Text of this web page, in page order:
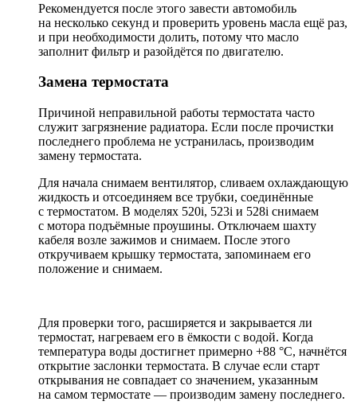
Рекомендуется после этого завести автомобиль
на несколько секунд и проверить уровень масла ещё раз,
и при необходимости долить, потому что масло
заполнит фильтр и разойдётся по двигателю.
Замена термостата
Причиной неправильной работы термостата часто
служит загрязнение радиатора. Если после прочистки
последнего проблема не устранилась, производим
замену термостата.
Для начала снимаем вентилятор, сливаем охлаждающую
жидкость и отсоединяем все трубки, соединённые
с термостатом. В моделях 520i, 523i и 528i снимаем
с мотора подъёмные проушины. Отключаем шахту
кабеля возле зажимов и снимаем. После этого
откручиваем крышку термостата, запоминаем его
положение и снимаем.
Для проверки того, расширяется и закрывается ли
термостат, нагреваем его в ёмкости с водой. Когда
температура воды достигнет примерно +88 °С, начнётся
открытие заслонки термостата. В случае если старт
открывания не совпадает со значением, указанным
на самом термостате — производим замену последнего.